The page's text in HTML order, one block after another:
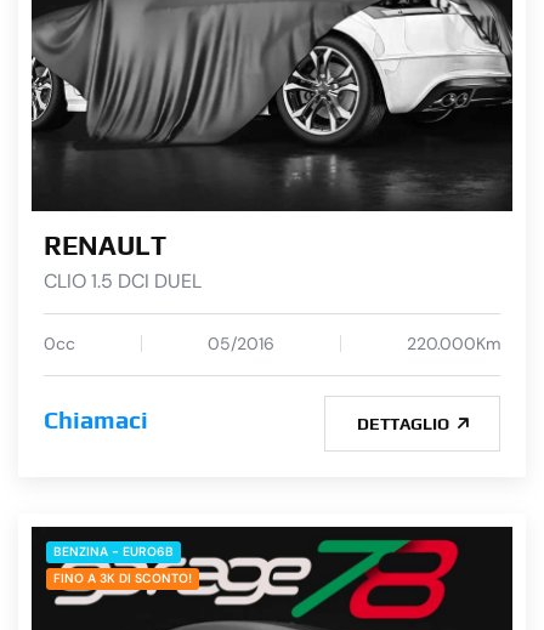
RENAULT
CLIO 1.5 DCI DUEL
0cc 05/2016 220.000Km
Chiamaci DETTAGLIO
BENZINA - EURO6B
FINO A 3K DI SCONTO!